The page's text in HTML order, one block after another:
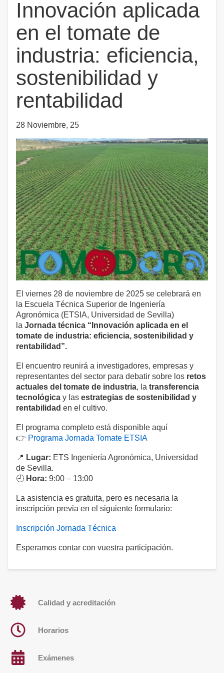
Innovación aplicada
en el tomate de
industria: eficiencia,
sostenibilidad y
rentabilidad
28 Noviembre, 25
El viernes 28 de noviembre de 2025 se celebrará en
la Escuela Técnica Superior de Ingeniería
Agronómica (ETSIA, Universidad de Sevilla)
la Jornada técnica “Innovación aplicada en el
tomate de industria: eficiencia, sostenibilidad y
rentabilidad”.
El encuentro reunirá a investigadores, empresas y
representantes del sector para debatir sobre los retos
actuales del tomate de industria, la transferencia
tecnológica y las estrategias de sostenibilidad y
rentabilidad en el cultivo.
El programa completo está disponible aquí
👉 Programa Jornada Tomate ETSIA
📍 Lugar: ETS Ingeniería Agronómica, Universidad
de Sevilla.
🕘 Hora: 9:00 – 13:00
La asistencia es gratuita, pero es necesaria la
inscripción previa en el siguiente formulario:
Inscripción Jornada Técnica
Esperamos contar con vuestra participación.
Calidad y acreditación
Horarios
Exámenes